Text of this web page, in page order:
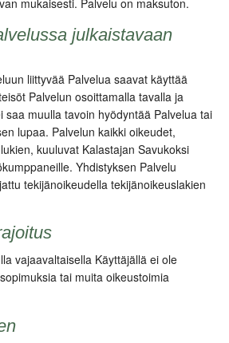
mukaisesti. Palvelu on maksuton.
julkaistavaan
liittyvää Palvelua saavat käyttää
Palvelun osoittamalla tavalla ja
saa muulla tavoin hyödyntää Palvelua tai
lupaa. Palvelun kaikki oikeudet,
kuuluvat Kalastajan Savukoksi
Yhdistyksen Palvelu
tekijänoikeudella tekijänoikeuslakien
vajaavaltaisella Käyttäjällä ei ole
tai muita oikeustoimia